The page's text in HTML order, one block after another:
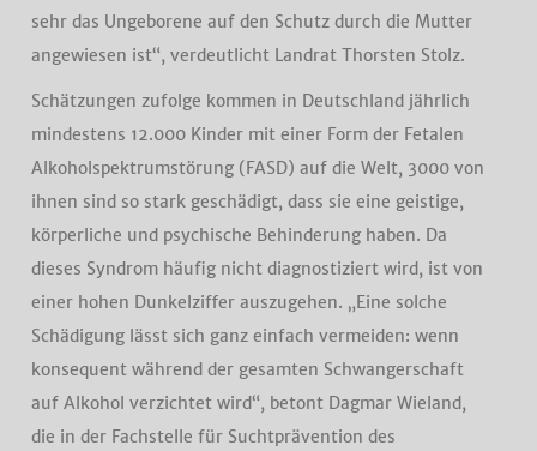
sehr das Ungeborene auf den Schutz durch die Mutter
angewiesen ist“, verdeutlicht Landrat Thorsten Stolz.
Schätzungen zufolge kommen in Deutschland jährlich
mindestens 12.000 Kinder mit einer Form der Fetalen
Alkoholspektrumstörung (FASD) auf die Welt, 3000 von
ihnen sind so stark geschädigt, dass sie eine geistige,
körperliche und psychische Behinderung haben. Da
dieses Syndrom häufig nicht diagnostiziert wird, ist von
einer hohen Dunkelziffer auszugehen. „Eine solche
Schädigung lässt sich ganz einfach vermeiden: wenn
konsequent während der gesamten Schwangerschaft
auf Alkohol verzichtet wird“, betont Dagmar Wieland,
die in der Fachstelle für Suchtprävention des